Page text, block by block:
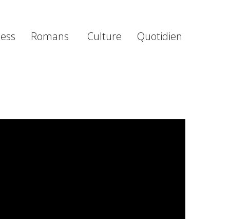
Romans Culture Quotidien